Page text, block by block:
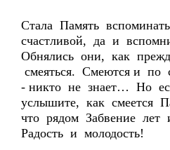
Стала Память вспоминать
счастливой, да и
Обнялись они, как
смеяться. Смеются и по
- никто не знает… Но
услышите, как смеется
что рядом Забвение лет
Радость и молодость!